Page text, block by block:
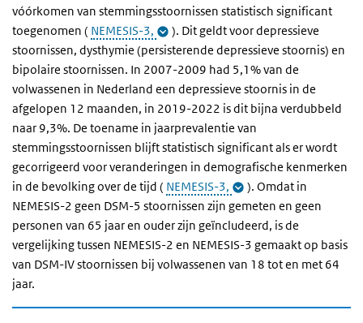
vóórkomen van stemmingsstoornissen statistisch significant
toegenomen ( NEMESIS-3,
). Dit geldt voor depressieve
stoornissen, dysthymie (persisterende depressieve stoornis) en
bipolaire stoornissen. In 2007-2009 had 5,1% van de
volwassenen in Nederland een depressieve stoornis in de
afgelopen 12 maanden, in 2019-2022 is dit bijna verdubbeld
naar 9,3%. De toename in jaarprevalentie van
stemmingsstoornissen blijft statistisch significant als er wordt
gecorrigeerd voor veranderingen in demografische kenmerken
in de bevolking over de tijd ( NEMESIS-3,
). Omdat in
NEMESIS-2 geen DSM-5 stoornissen zijn gemeten en geen
personen van 65 jaar en ouder zijn geïncludeerd, is de
vergelijking tussen NEMESIS-2 en NEMESIS-3 gemaakt op basis
van DSM-IV stoornissen bij volwassenen van 18 tot en met 64
jaar.